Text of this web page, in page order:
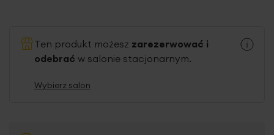
Ten produkt możesz zarezerwować i
odebrać w salonie stacjonarnym.
Wybierz salon